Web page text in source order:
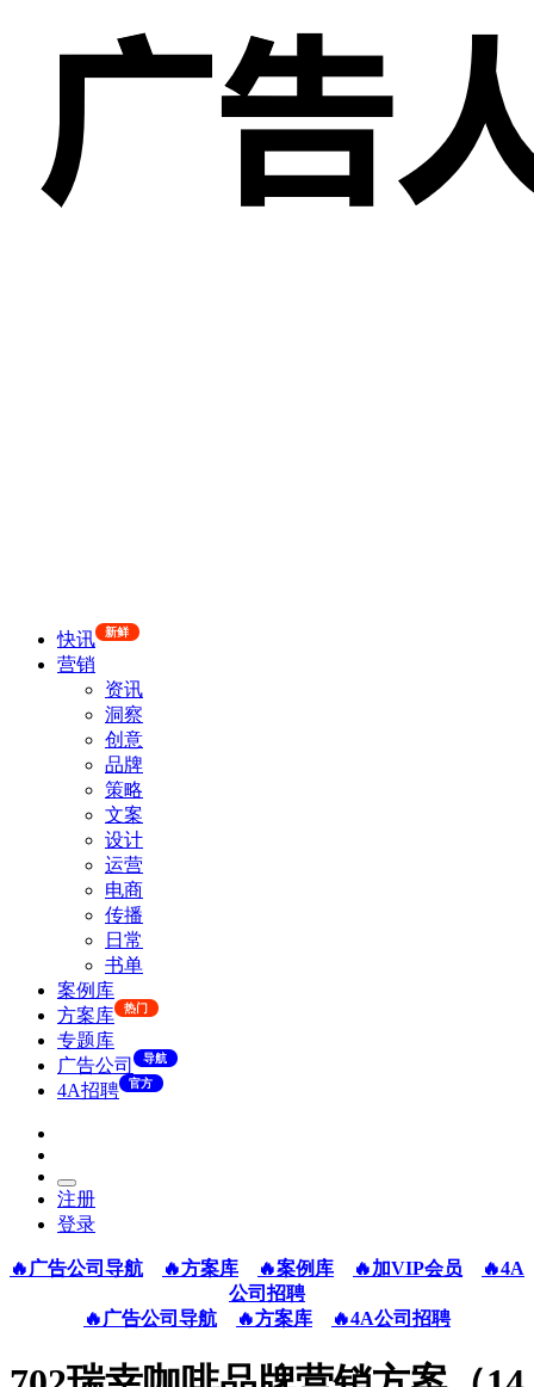
快讯 新鲜
营销
资讯
洞察
创意
品牌
策略
文案
设计
运营
电商
传播
日常
书单
案例库
方案库
热门
专题库
广告公司
导航
4A招聘 官方
注册
登录
🔥广告公司导航 🔥方案库 🔥案例库 🔥加VIP会员
🔥4A
公司招聘
🔥广告公司导航
🔥方案库 🔥4A公司招聘